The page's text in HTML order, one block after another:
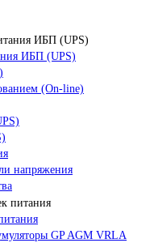
ИБП (UPS)
(On-line)
напряжения
GP AGM VRLA